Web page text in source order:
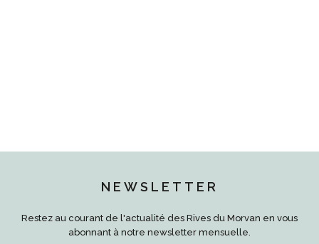
NEWSLETTER
Restez au courant de l'actualité des Rives du Morvan en vous
abonnant à notre newsletter mensuelle.